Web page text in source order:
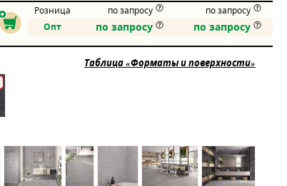
Розница по запросу
по запросу
Опт по запросу по запросу
Таблица «Форматы и поверхности»